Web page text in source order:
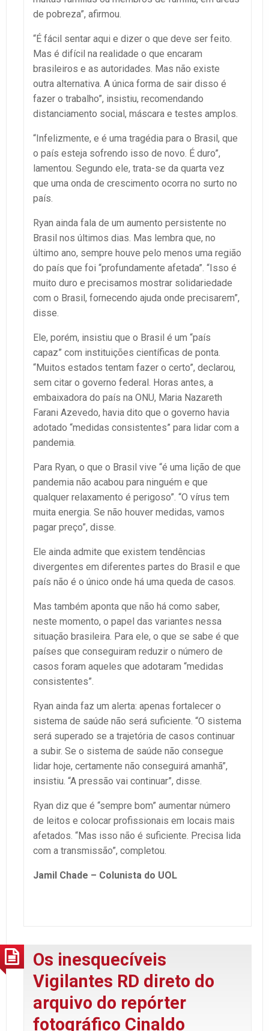
de pobreza”, afirmou.
“É fácil sentar aqui e dizer o que deve ser feito.
Mas é difícil na realidade o que encaram
brasileiros e as autoridades. Mas não existe
outra alternativa. A única forma de sair disso é
fazer o trabalho”, insistiu, recomendando
distanciamento social, máscara e testes amplos.
“Infelizmente, e é uma tragédia para o Brasil, que
o país esteja sofrendo isso de novo. É duro”,
lamentou. Segundo ele, trata-se da quarta vez
que uma onda de crescimento ocorra no surto no
país.
Ryan ainda fala de um aumento persistente no
Brasil nos últimos dias. Mas lembra que, no
último ano, sempre houve pelo menos uma região
do país que foi “profundamente afetada”. “Isso é
muito duro e precisamos mostrar solidariedade
com o Brasil, fornecendo ajuda onde precisarem”,
disse.
Ele, porém, insistiu que o Brasil é um “país
capaz” com instituições científicas de ponta.
“Muitos estados tentam fazer o certo”, declarou,
sem citar o governo federal. Horas antes, a
embaixadora do país na ONU, Maria Nazareth
Farani Azevedo, havia dito que o governo havia
adotado “medidas consistentes” para lidar com a
pandemia.
Para Ryan, o que o Brasil vive “é uma lição de que
pandemia não acabou para ninguém e que
qualquer relaxamento é perigoso”. “O vírus tem
muita energia. Se não houver medidas, vamos
pagar preço”, disse.
Ele ainda admite que existem tendências
divergentes em diferentes partes do Brasil e que
país não é o único onde há uma queda de casos.
Mas também aponta que não há como saber,
neste momento, o papel das variantes nessa
situação brasileira. Para ele, o que se sabe é que
países que conseguiram reduzir o número de
casos foram aqueles que adotaram “medidas
consistentes”.
Ryan ainda faz um alerta: apenas fortalecer o
sistema de saúde não será suficiente. “O sistema
será superado se a trajetória de casos continuar
a subir. Se o sistema de saúde não consegue
lidar hoje, certamente não conseguirá amanhã”,
insistiu. “A pressão vai continuar”, disse.
Ryan diz que é “sempre bom” aumentar número
de leitos e colocar profissionais em locais mais
afetados. “Mas isso não é suficiente. Precisa lida
com a transmissão”, completou.
Jamil Chade – Colunista do UOL
Os inesquecíveis
Vigilantes RD direto do
arquivo do repórter
fotográfico Cinaldo